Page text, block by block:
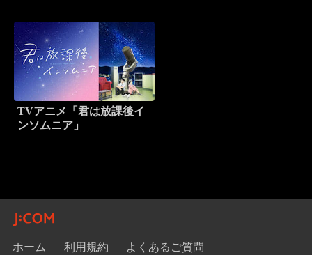
TVアニメ「君は放課後イ
ンソムニア」
ホーム 利用規約 よくあるご質問